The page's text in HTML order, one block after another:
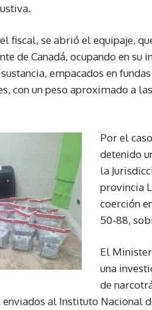
fiscal, se abrió el equipaje,
de Canadá, ocupando en su
empacados en fundas
con un peso aproximado a
Por el
detenido
la
provincia
coerción
50-88,
El
una
de
al Instituto Nacional